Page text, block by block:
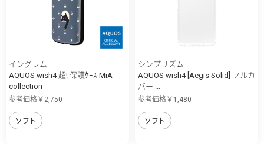
イングレム
AQUOS wish4 超! 保護ｹｰｽ MiA-
collection
参考価格￥2,750
ソフト
シンプリズム
AQUOS wish4 [Aegis Solid] フルカ
バー ...
参考価格￥1,480
ソフト